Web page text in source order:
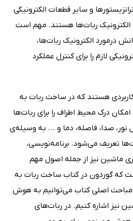
و سایر قطعات الکترونیکی
الکترونیک ربات‌ها هستند. مهم است
درمورد الکترونیک ربات‌ها،
لازم را برای کنترل عملکرد
هستند که در ساخت ربات به
درک محیط اطراف را برای ربات‌ها
نور، صدا، فاصله، دما و ... به وسیله‌ی
تعریف می‌شود. برنامه‌نویسی،
ماشین نیز از جمله اصول مهم
که گوردون در کتاب ساخت ربات به
مباحث اصلی کتاب می‌توانیم به هوش
نیز اشاره کنیم. در ربات‌های